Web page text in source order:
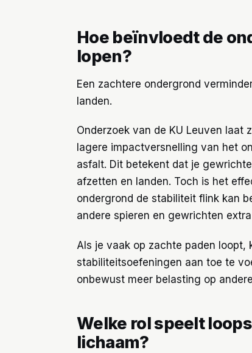
Hoe beïnvloedt de
lopen?
Een zachtere ondergrond
landen.
Onderzoek van de KU Leuven laat
lagere impactversnelling van het
asfalt. Dit betekent dat je
afzetten en landen. Toch is het
ondergrond de stabiliteit flink kan
andere spieren en gewrichten
Als je vaak op zachte paden
stabiliteitsoefeningen aan toe te
onbewust meer belasting op
Welke rol speelt
lichaam?